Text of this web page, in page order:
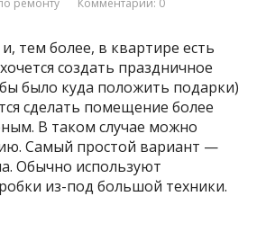
ремонту Комментарии: 0
тем более, в квартире есть
создать праздничное
было куда положить подарки)
сделать помещение более
В таком случае можно
Самый простой вариант —
Обычно используют
из-под большой техники.